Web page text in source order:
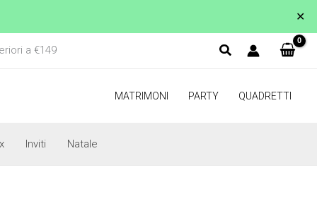
✕
a €149
MATRIMONI PARTY QUADRETTI
Inviti Natale